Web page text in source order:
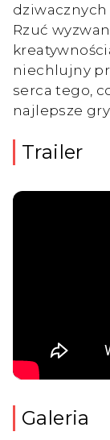
Rzuć
niechlujny
serca tego,
najlepsze gry
Trailer
Galeria